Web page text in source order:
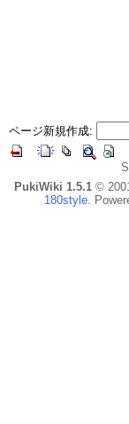
ページ新規作成:
PukiWiki 1.5.1©
180style.